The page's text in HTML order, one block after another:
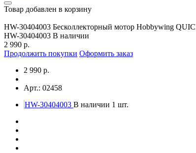
Товар добавлен в корзину
HW-30404003 Бесколлекторный мотор Hobbywing
HW-30404003 В наличии
2 990 р.
Продолжить покупки Оформить заказ
2 990 р.
Арт.: 02458
HW-30404003 В наличии 1 шт.